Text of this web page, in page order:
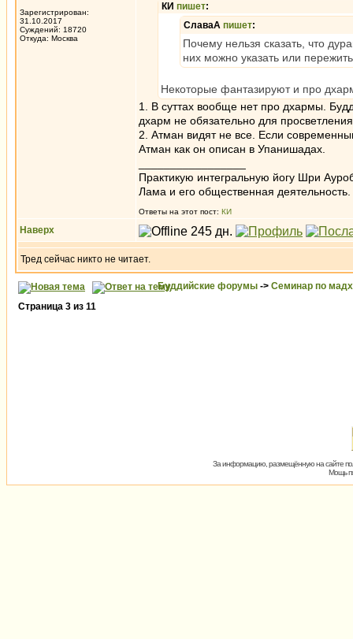
Зарегистрирован:
31.10.2017
Суждений: 18720
Откуда: Москва
КИ пишет:
СлаваА пишет:
Почему нельзя сказать, что
них можно указать или
Некоторые фантазируют и про
1. В суттах вообще нет про дхармы.
дхарм не обязательно для
2. Атман видят не все. Если
Атман как он описан в Упанишадах.
Практикую интегральную йогу Шри
Лама и его общественная деятельность.
Ответы на этот пост: КИ
Наверх
Тред сейчас никто не читает.
Буддийские форумы -> Семинар по
Страница 3 из 11
За информацию, размещённую на сайте
Мощь